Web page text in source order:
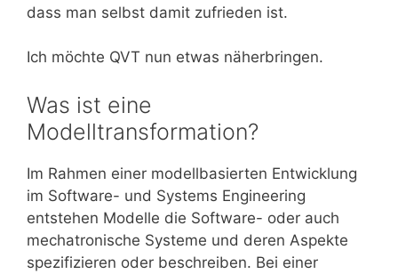
dass man selbst damit zufrieden ist.
Ich möchte QVT nun etwas näherbringen.
Was ist eine
Modelltransformation?
Im Rahmen einer modellbasierten Entwicklung
im Software- und Systems Engineering
entstehen Modelle die Software- oder auch
mechatronische Systeme und deren Aspekte
spezifizieren oder beschreiben. Bei einer